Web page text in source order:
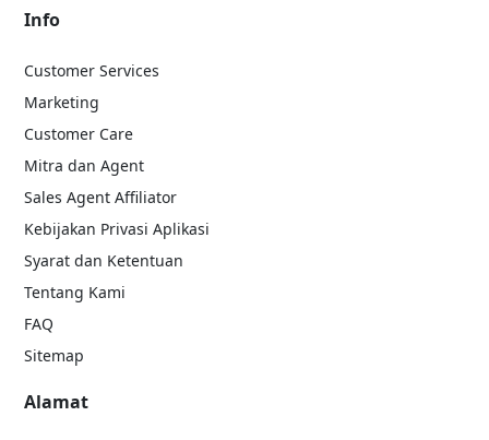
Info
Customer Services
Marketing
Customer Care
Mitra dan Agent
Sales Agent Affiliator
Kebijakan Privasi Aplikasi
Syarat dan Ketentuan
Tentang Kami
FAQ
Sitemap
Alamat